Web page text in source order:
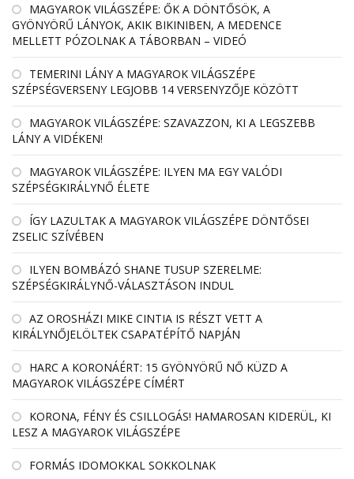
MAGYAROK VILÁGSZÉPE: ŐK A DÖNTŐSÖK, A
GYÖNYÖRŰ LÁNYOK, AKIK BIKINIBEN, A MEDENCE
MELLETT PÓZOLNAK A TÁBORBAN – VIDEÓ
TEMERINI LÁNY A MAGYAROK VILÁGSZÉPE
SZÉPSÉGVERSENY LEGJOBB 14 VERSENYZŐJE KÖZÖTT
MAGYAROK VILÁGSZÉPE: SZAVAZZON, KI A LEGSZEBB
LÁNY A VIDÉKEN!
MAGYAROK VILÁGSZÉPE: ILYEN MA EGY VALÓDI
SZÉPSÉGKIRÁLYNŐ ÉLETE
ÍGY LAZULTAK A MAGYAROK VILÁGSZÉPE DÖNTŐSEI
ZSELIC SZÍVÉBEN
ILYEN BOMBÁZÓ SHANE TUSUP SZERELME:
SZÉPSÉGKIRÁLYNŐ-VÁLASZTÁSON INDUL
AZ OROSHÁZI MIKE CINTIA IS RÉSZT VETT A
KIRÁLYNŐJELÖLTEK CSAPATÉPÍTŐ NAPJÁN
HARC A KORONÁÉRT: 15 GYÖNYÖRŰ NŐ KÜZD A
MAGYAROK VILÁGSZÉPE CÍMÉRT
KORONA, FÉNY ÉS CSILLOGÁS! HAMAROSAN KIDERÜL, KI
LESZ A MAGYAROK VILÁGSZÉPE
FORMÁS IDOMOKKAL SOKKOLNAK